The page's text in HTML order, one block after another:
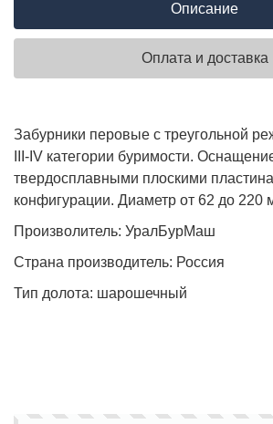
Описание
Оплата и доставка
Забурники перовые с треугольной
III-IV категории буримости.
твердосплавными плоскими
конфигурации. Диаметр от 62 до 220
Произволитель: УралБурМаш
Страна производитель: Россия
Тип долота: шарошечный